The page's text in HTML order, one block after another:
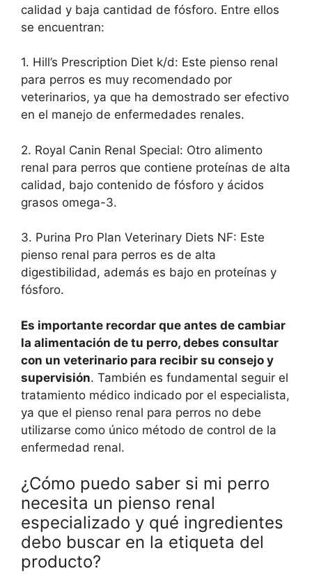
calidad y baja cantidad de fósforo. Entre ellos
se encuentran:
1. Hill’s Prescription Diet k/d: Este pienso renal
para perros es muy recomendado por
veterinarios, ya que ha demostrado ser efectivo
en el manejo de enfermedades renales.
2. Royal Canin Renal Special: Otro alimento
renal para perros que contiene proteínas de alta
calidad, bajo contenido de fósforo y ácidos
grasos omega-3.
3. Purina Pro Plan Veterinary Diets NF: Este
pienso renal para perros es de alta
digestibilidad, además es bajo en proteínas y
fósforo.
Es importante recordar que antes de cambiar
la alimentación de tu perro, debes consultar
con un veterinario para recibir su consejo y
supervisión. También es fundamental seguir el
tratamiento médico indicado por el especialista,
ya que el pienso renal para perros no debe
utilizarse como único método de control de la
enfermedad renal.
¿Cómo puedo saber si mi perro
necesita un pienso renal
especializado y qué ingredientes
debo buscar en la etiqueta del
producto?